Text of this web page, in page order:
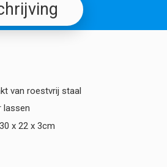
van roestvrij staal
lassen
x 22 x 3cm